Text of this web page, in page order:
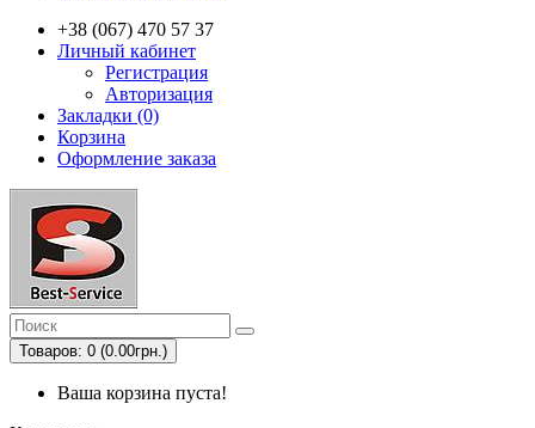
+38 (067) 470 57 37
Личный кабинет
Регистрация
Авторизация
Закладки (0)
Корзина
Оформление заказа
Товаров: 0 (0.00грн.)
Ваша корзина пуста!